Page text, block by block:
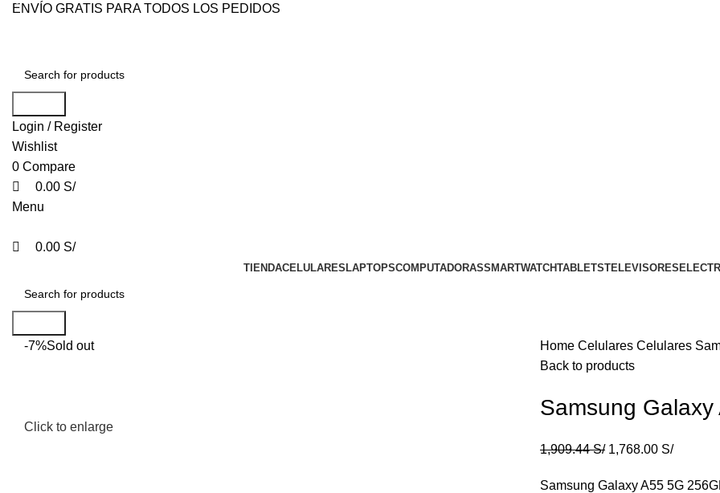
ENVÍO GRATIS PARA TODOS LOS PEDIDOS
Login / Register
Wishlist
0 Compare
0
0.00 S/
Menu
0
0.00 S/
TIENDACELULARES LAPTOPSCOMPUTADORASSMARTWATCHTABLETSTELEVISORES
-7%Sold out
Click to enlarge
Home Celulares Celulares
Back to products
Samsung
1,909.44S/ 1,768.00 S/
Samsung Galaxy A55 5G
0